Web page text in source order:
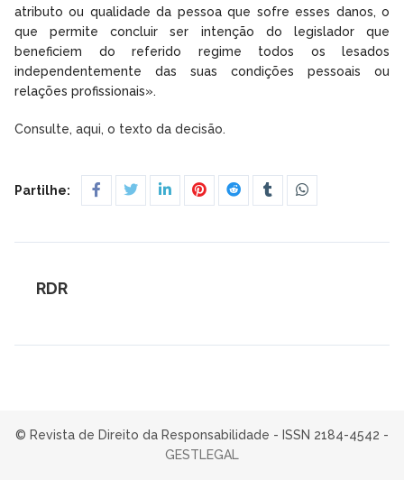
atributo ou qualidade da pessoa que sofre esses danos, o
que permite concluir ser intenção do legislador que
beneficiem do referido regime todos os lesados
independentemente das suas condições pessoais ou
relações profissionais».
Consulte, aqui, o texto da decisão.
Partilhe:
RDR
© Revista de Direito da Responsabilidade - ISSN 2184-4542 -
GESTLEGAL